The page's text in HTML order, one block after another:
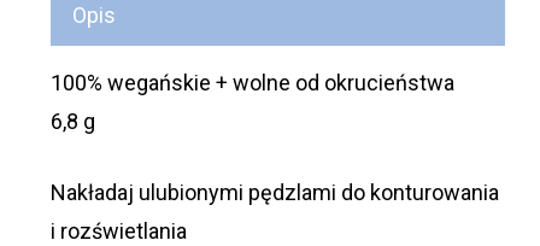
Opis
100% wegańskie + wolne od okrucieństwa
6,8 g
Nakładaj ulubionymi pędzlami do konturowania
i rozświetlania